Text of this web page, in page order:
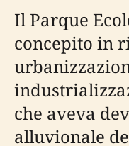
Il Parque
concepito in
che aveva
alluvionale